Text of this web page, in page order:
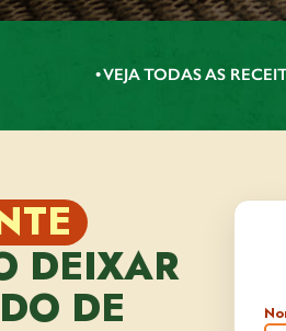
• VEJA TODAS AS
DEIXAR
DE